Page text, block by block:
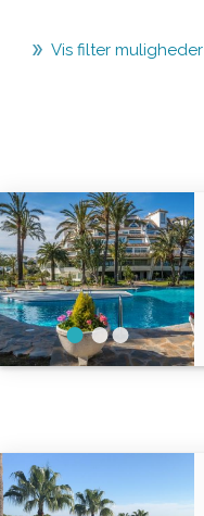
Vis filter muligheder